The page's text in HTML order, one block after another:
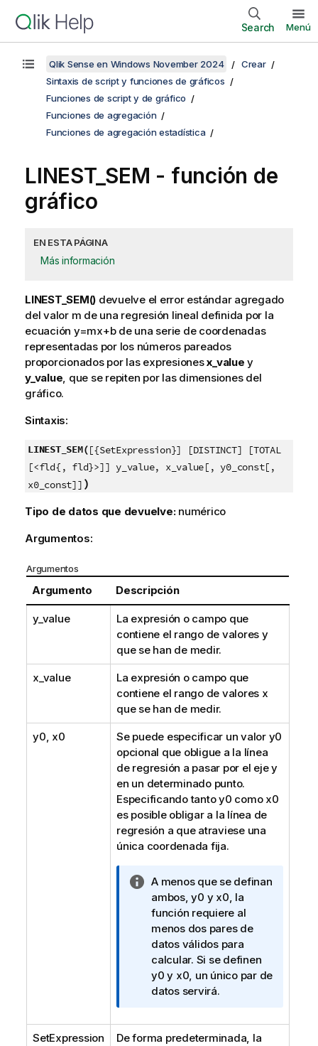
Search Menú
Qlik Sense en Windows November 2024
Crear
Sintaxis de script y funciones de gráficos
Funciones de script y de gráfico
Funciones de agregación
Funciones de agregación estadística
LINEST_SEM - función de
gráfico
EN ESTA PÁGINA
Más información
LINEST_SEM() devuelve el error estándar agregado
del valor m de una regresión lineal definida por la
ecuación y=mx+bde una serie de coordenadas
representadas por los números pareados
proporcionados por las expresionesx_value y
y_value, que se repiten por las dimensiones del
gráfico.
Sintaxis:
LINEST_SEM([{SetExpression}] [DISTINCT] [TOTAL
[<fld{, fld}>]] y_value, x_value[, y0_const[,
x0_const]] )
Tipo de datos que devuelve: numérico
Argumentos:
Argumentos
Argumento Descripción
y_value
La expresión o campo que
contiene el rango de valores y
que se han de medir.
x_value
La expresión o campo que
contiene el rango de valores x
que se han de medir.
y0, x0 Se puede especificar un valor y0
opcional que obligue a la línea
de regresión a pasar por el eje y
en un determinado punto.
Especificando tantoy0 como x0
es posible obligar a la línea de
regresión a que atraviese una
única coordenada fija.
N
o
t
a
i
n
f
o
m
a
A menos que se definan
ambos,y0 y x0, la
función requiere al
menos dos pares de
datos válidos para
calcular. Si se definen
y0 y x0, un único par de
datos servirá.
SetExpression
De forma predeterminada, la